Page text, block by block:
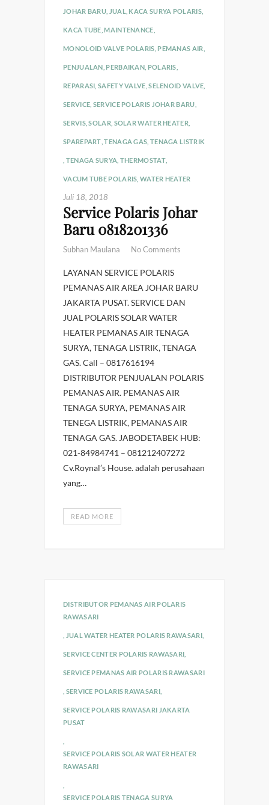
JOHAR BARU JUAL KACA SURYA POLARIS,
KACA TUBE ,MAINTENANCE
MONOLOID VALVE POLARIS PEMANAS AIR
PENJUALAN PERBAIKAN POLARIS
REPARASI ,SAFETY VALVE ,SELENOID VALVE
SERVICE SERVICE POLARIS JOHAR BARU
SERVIS,SOLAR, SOLAR WATER HEATER,
SPAREPART ,TENAGA GAS TENAGA LISTRIK
TENAGA SURYA THERMOSTAT,
VACUM TUBE POLARIS ,WATER HEATER
Juli 18, 2018
Service Polaris Johar
Baru 0818201336
Subhan Maulana No Comments
LAYANAN SERVICE POLARIS
PEMANAS AIR AREA JOHAR BARU
JAKARTA PUSAT. SERVICE DAN
JUAL POLARIS SOLAR WATER
HEATER PEMANAS AIR TENAGA
SURYA, TENAGA LISTRIK, TENAGA
GAS. Call – 0817616194
DISTRIBUTOR PENJUALAN POLARIS
PEMANAS AIR. PEMANAS AIR
TENAGA SURYA, PEMANAS AIR
TENEGA LISTRIK, PEMANAS AIR
TENAGA GAS. JABODETABEK HUB:
021-84984741 – 081212407272
Cv.Roynal’s House. adalah perusahaan
yang…
READ MORE
DISTRIBUTOR PEMANAS AIR POLARIS
RAWASARI
JUAL WATER HEATER POLARIS RAWASARI,
SERVICE CENTER POLARIS RAWASARI
SERVICE PEMANAS AIR POLARIS RAWASARI
SERVICE POLARIS RAWASARI,
SERVICE POLARIS RAWASARI JAKARTA
PUSAT
SERVICE POLARIS SOLAR WATER HEATER
RAWASARI
SERVICE POLARIS TENAGA SURYA